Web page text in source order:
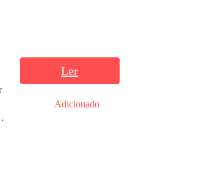
Ler
Adicionado